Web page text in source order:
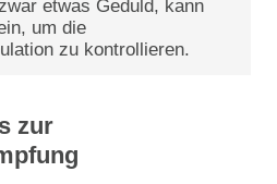
etwas Geduld, kann
um die
zu kontrollieren.
zur